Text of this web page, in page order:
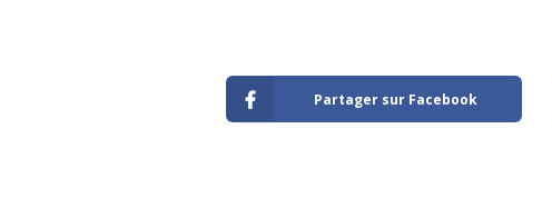
Partager sur Facebook